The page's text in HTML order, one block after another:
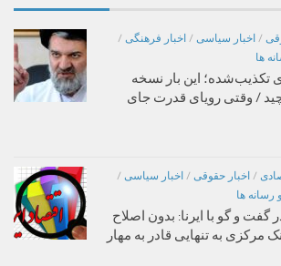
/ اخبار سیاسی / اخبار فرهنگی /
ها
تکذیب‌شده؛ این بار نسخه
/ وقتی رویای قدرت جای
/ اخبار حقوقی / اخبار سیاسی /
ها
و گو با ایرنا: بدون اصلاح
مرکزی به تنهایی قادر به مهار